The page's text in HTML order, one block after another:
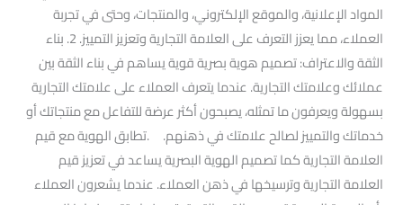
المواد الإعلانية، والموقع الإلكتروني، والمنتجات، وحتى في تجربة
العملاء، مما يعزز التعرف على العلامة التجارية وتعزيز التمييز. 2. بناء
الثقة والاعتراف: تصميم هوية بصرية قوية يساهم في بناء الثقة بين
عملائك وعلامتك التجارية. عندما يتعرف العملاء على علامتك التجارية
بسهولة ويعرفون ما تمثله، يصبحون أكثر عرضة للتفاعل مع منتجاتك أو
خدماتك والتمييز لصالح علامتك في ذهنهم. .تطابق الهوية مع قيم
العلامة التجارية كما تصميم الهوية البصرية يساعد في تعزيز قيم
العلامة التجارية وترسيخها في ذهن العملاء. عندما يشعرون العملاء